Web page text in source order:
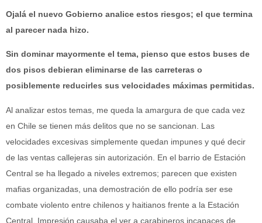
Ojalá el nuevo Gobierno analice estos riesgos; el que termina
al parecer nada hizo.
Sin dominar mayormente el tema, pienso que estos buses de
dos pisos debieran eliminarse de las carreteras o
posiblemente reducirles sus velocidades máximas permitidas.
Al analizar estos temas, me queda la amargura de que cada vez
en Chile se tienen más delitos que no se sancionan. Las
velocidades excesivas simplemente quedan impunes y qué decir
de las ventas callejeras sin autorización. En el barrio de Estación
Central se ha llegado a niveles extremos; parecen que existen
mafias organizadas, una demostración de ello podría ser ese
combate violento entre chilenos y haitianos frente a la Estación
Central. Impresión causaba el ver a carabineros incapaces de